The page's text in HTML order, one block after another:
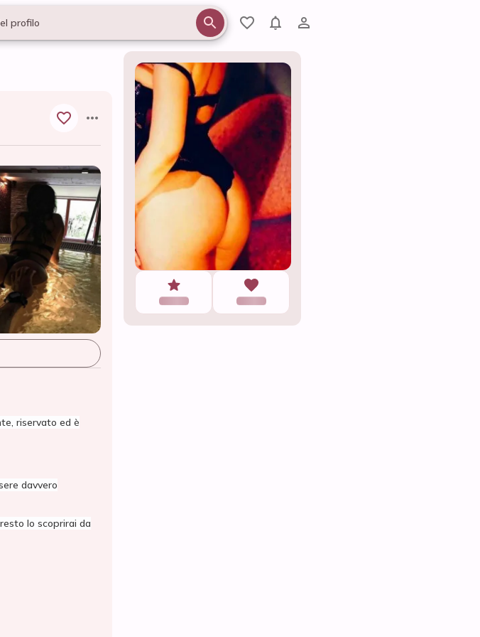
profilo
riservato ed è
davvero
lo scoprirai da